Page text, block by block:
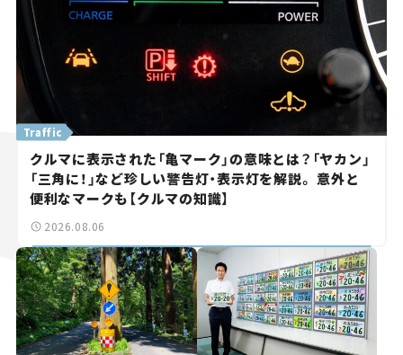
Traffic
クルマに表示された「亀マーク」の意味とは？「ヤカン」
「三角に！」など珍しい警告灯・表示灯を解説。 意外と
便利なマークも【クルマの知識】
2026.08.06